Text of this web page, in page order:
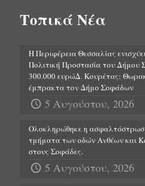
Τοπικά Νέα
Η Περιφέρεια Θεσσαλίας
Πολιτική Προστασία του Δήμου
300.000 ευρώΔ. Κουρέτας:
έμπρακτα τον Δήμο Σοφάδων
5 Αυγούστου, 2026
Ολοκληρώθηκε η
τμήματα των οδών Ανθέων και
στους Σοφάδες.
5 Αυγούστου, 2026